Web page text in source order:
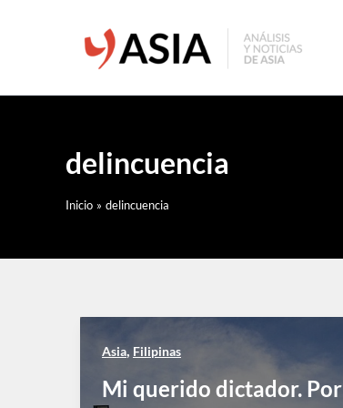
delincuencia
Inicio delincuencia
Asia, Filipinas
Mi querido dictador. Por